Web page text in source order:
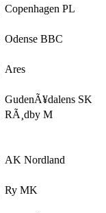
Copenhagen PL
Odense BBC
Ares
GudenÃ¥dalens SK
RÃ¸dby M
AK Nordland
Ry MK